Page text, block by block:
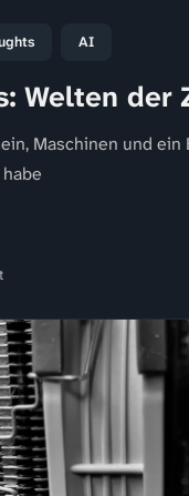
AI
Welten der
Maschinen und ein